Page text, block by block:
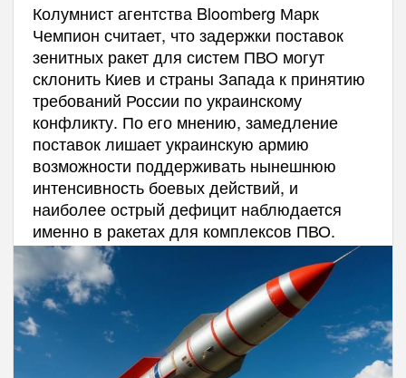
Колумнист агентства Bloomberg Марк
Чемпион считает, что задержки поставок
зенитных ракет для систем ПВО могут
склонить Киев и страны Запада к принятию
требований России по украинскому
конфликту. По его мнению, замедление
поставок лишает украинскую армию
возможности поддерживать нынешнюю
интенсивность боевых действий, и
наиболее острый дефицит наблюдается
именно в ракетах для комплексов ПВО.